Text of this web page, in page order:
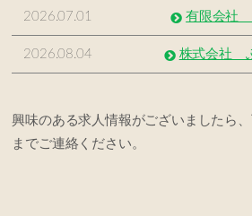
2026.07.01 有限会社
2026.08.04 株式会社
興味のある求人情報がございましたら
までご連絡ください。